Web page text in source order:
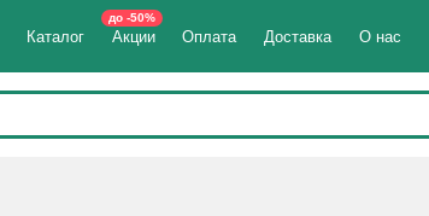
Каталог Акции
до -50%
Оплата Доставка О нас